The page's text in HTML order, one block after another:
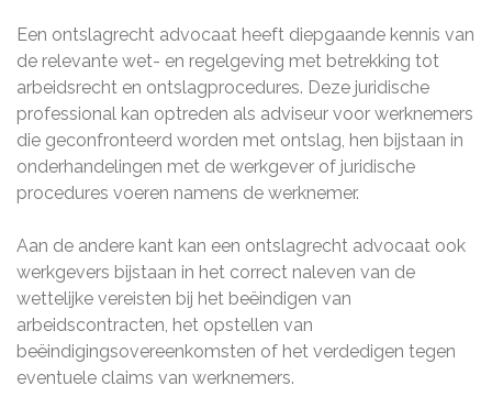
Een ontslagrecht advocaat heeft diepgaande kennis van
de relevante wet- en regelgeving met betrekking tot
arbeidsrecht en ontslagprocedures. Deze juridische
professional kan optreden als adviseur voor werknemers
die geconfronteerd worden met ontslag, hen bijstaan in
onderhandelingen met de werkgever of juridische
procedures voeren namens de werknemer.
Aan de andere kant kan een ontslagrecht advocaat ook
werkgevers bijstaan in het correct naleven van de
wettelijke vereisten bij het beëindigen van
arbeidscontracten, het opstellen van
beëindigingsovereenkomsten of het verdedigen tegen
eventuele claims van werknemers.